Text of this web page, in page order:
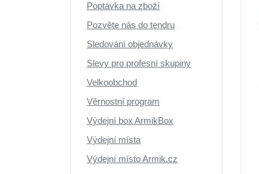
Poptávka na zboží
Pozvěte nás do tendru
Sledování objednávky
Slevy pro profesní skupiny
Velkoobchod
Věrnostní program
Výdejní box ArmikBox
Výdejní místa
Výdejní místo Armik.cz